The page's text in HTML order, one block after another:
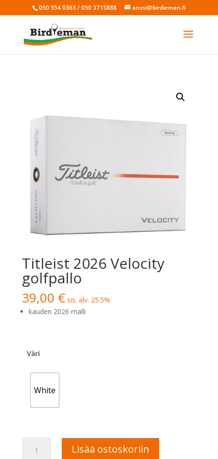
050 554 0363 / 050 3715888 anssi@birdieman.fi
Titleist 2026 Velocity
golfpallo
39,00 € sis. alv. 25.5%
kauden 2026 malli
Väri
White
2026
Lisää ostoskoriin